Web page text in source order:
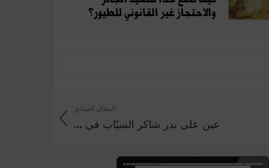
والاحتجاز غير القانوني للطيور؟
المقال السابق
عين على بدر شاكر السيّاب في ...